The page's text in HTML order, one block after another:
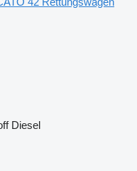
Diesel